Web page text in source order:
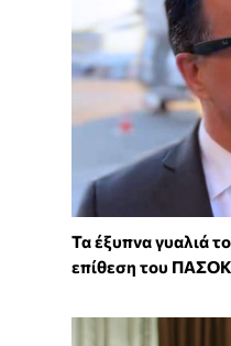
Τα έξυπνα γυαλιά
επίθεση του ΠΑΣΟΚ